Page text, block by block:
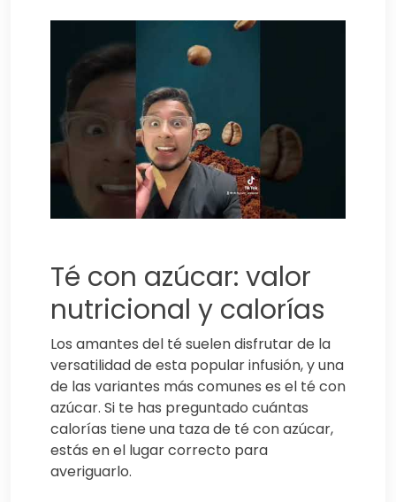
Té con azúcar: valor
nutricional y calorías
Los amantes del té suelen disfrutar de la
versatilidad de esta popular infusión, y una
de las variantes más comunes es el té con
azúcar. Si te has preguntado cuántas
calorías tiene una taza de té con azúcar,
estás en el lugar correcto para
averiguarlo.